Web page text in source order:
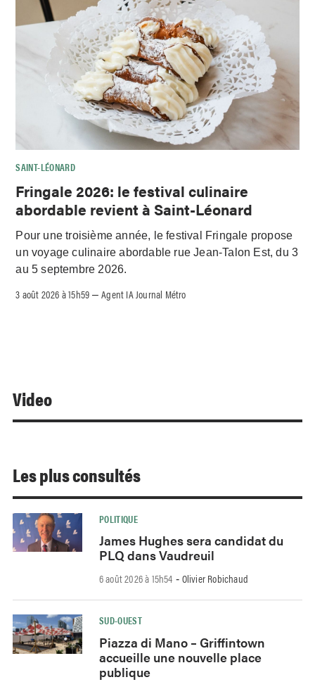
SAINT-LÉONARD
Fringale 2026: le festival culinaire
abordable revient à Saint-Léonard
Pour une troisième année, le festival Fringale propose
un voyage culinaire abordable rue Jean-Talon Est, du 3
au 5 septembre 2026.
3 août 2026 à 15h59 –Agent IA Journal Métro
Video
Les plus consultés
POLITIQUE
James Hughes sera candidat du
PLQ dans Vaudreuil
6 août 2026 à 15h54 - Olivier Robichaud
SUD-OUEST
Piazza di Mano – Griffintown
accueille une nouvelle place
publique